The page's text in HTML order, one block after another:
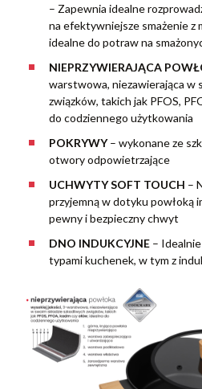
– Zapewnia idealne
na efektywniejsze smażenie z
idealne do potraw na
NIEPRZYWIERAJĄCA
warstwowa, niezawierająca w
związków, takich jak PFOS,
do codziennego użytkowania
POKRYWY– wykonane ze
otwory odpowietrzające
UCHWYTY SOFT TOUCH –
przyjemną w dotyku powłoką
pewny i bezpieczny chwyt
DNO INDUKCYJNE –
typami kuchenek, w tym z